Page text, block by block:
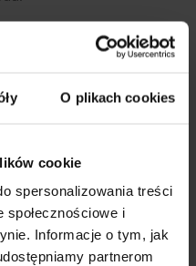
O plikach cookies
cookie
spersonalizowania treści
społecznościowe i
Informacje o tym, jak
partnerom
i uporządkowanej
z nowoczesną
otoczeniem.
Altan
produkcji skandynawskiej